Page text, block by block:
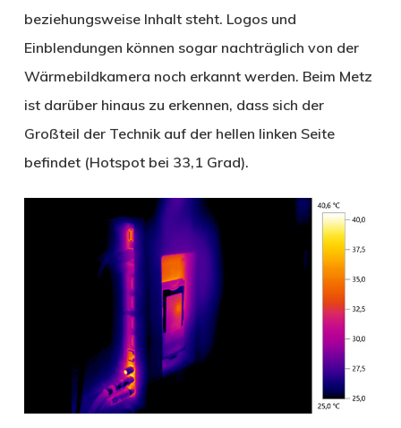
beziehungsweise Inhalt steht. Logos und
Einblendungen können sogar nachträglich von der
Wärmebildkamera noch erkannt werden. Beim Metz
ist darüber hinaus zu erkennen, dass sich der
Großteil der Technik auf der hellen linken Seite
befindet (Hotspot bei 33,1 Grad).